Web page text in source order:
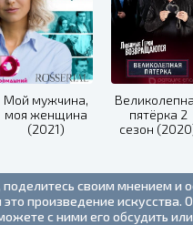
Мой мужчина,
моя женщина
(2021)
пятёрка 2
сезон
поделитесь своим мнением
это произведение
с ними его обсудить